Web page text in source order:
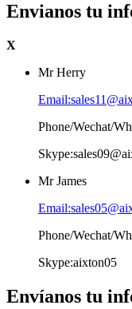
Envianos tu
X
Mr Herry
Phone/Wechat/
Mr James
Phone/Wechat/
Skype:aixton05
Envíanos tu